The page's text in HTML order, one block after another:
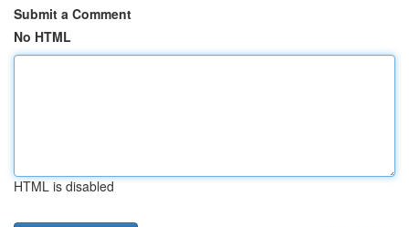
Submit a Comment
No HTML
HTML is disabled